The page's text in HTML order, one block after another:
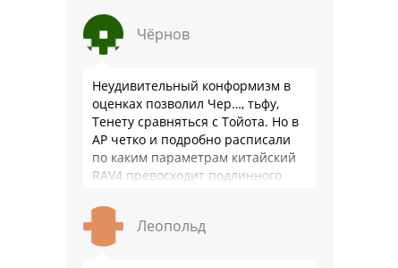
Чёрнов
Неудивительный конформизм в
оценках позволил Чер…, тьфу,
Тенету сравняться с Тойота. Но в
АР четко и подробно расписали
по каким параметрам китайский
RAV4 превосходит подлинного
подвеска едет ровно и приятно …
Леопольд